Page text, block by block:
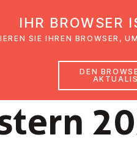
Glaubensimpulse
IHR BROWSER
SIE IHREN BROWSER,
DEN